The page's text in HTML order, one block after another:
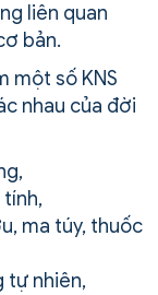
liên quan
bản.
một số KNS
nhau của đời
ma túy, thuốc
tự nhiên,